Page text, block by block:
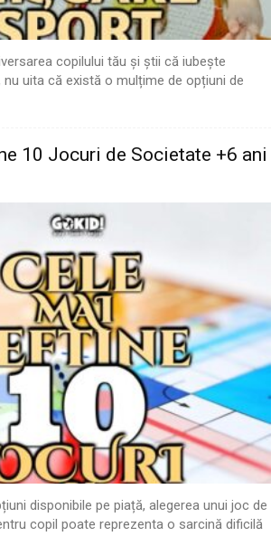
copilului tău și știi că iubește
uita că există o mulțime de opțiuni de
10 Jocuri de Societate +6 ani
disponibile pe piață, alegerea unui joc de
copil poate reprezenta o sarcină dificilă